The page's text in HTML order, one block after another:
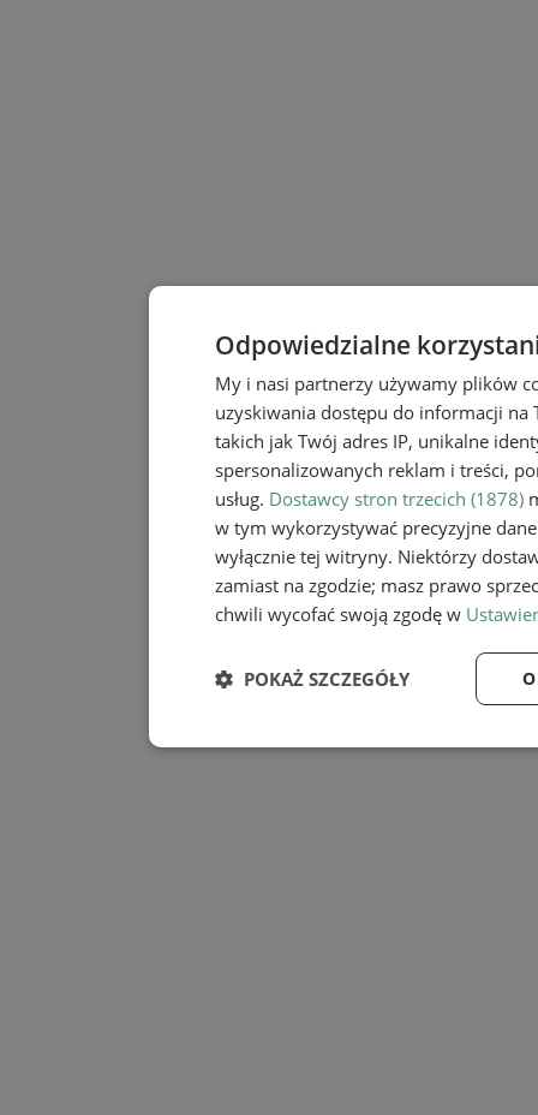
Odpowiedzialne
My i nasi partnerzy używamy plików
uzyskiwania dostępu do informacji
takich jak Twój adres IP, unikalne
spersonalizowanych reklam i treści,
usług. Dostawcy stron trzecich (1878)
w tym wykorzystywać precyzyjne
wyłącznie tej witryny. Niektórzy
zamiast na zgodzie; masz prawo
chwili wycofać swoją zgodę w
POKAŻ SZCZEGÓŁY
Niezbędne